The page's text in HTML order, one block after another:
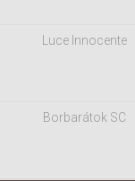
Luce Innocente
Borbarátok SC